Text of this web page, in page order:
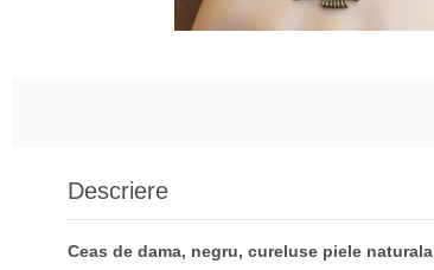
Descriere
Ceas de dama, negru, cureluse piele naturala